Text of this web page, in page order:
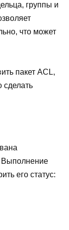
группы и
что может
пакет ACL,
Выполнение
его статус: